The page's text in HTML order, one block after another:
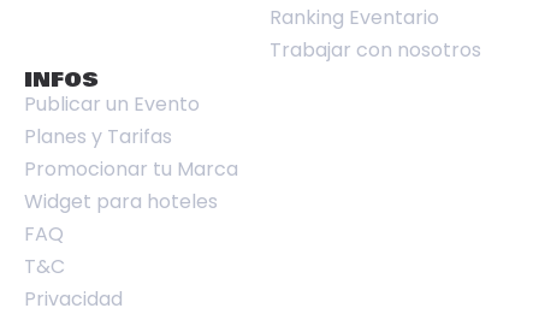
Ranking Eventario
Trabajar con nosotros
INFOS
Publicar un Evento
Planes y Tarifas
Promocionar tu Marca
Widget para hoteles
FAQ
T&C
Privacidad